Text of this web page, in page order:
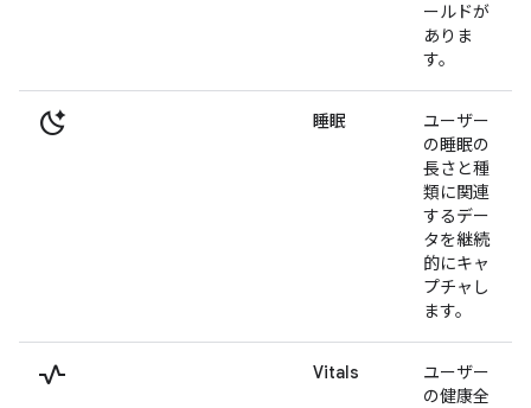
ールドが
ありま
す。
sleep_auto 睡眠
ユーザー
の睡眠の
長さと種
類に関連
するデー
タを継続
的にキャ
プチャし
ます。
vital_signs Vitals
ユーザー
の健康全